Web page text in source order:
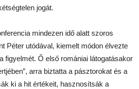
jogát.
mindezen idő alatt szoros
Péter utódával, kiemelt módon élvezte
figyelmét. Ő első romániai látogatásakor
arra biztatta a pásztorokat és a
ki a hit értékeit, hasznosítsák a